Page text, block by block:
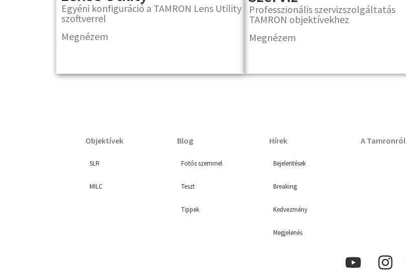
Egyéni konfiguráció a TAMRON Lens Utility
szoftverrel
Megnézem
Professzionális szervizszolgáltatás
TAMRON objektívekhez
Megnézem
Objektívek
SLR
MILC
Blog
Fotós szemmel
Teszt
Tippek
Hírek
Bejelentések
Breaking
Kedvezmény
Megjelenés
A Tamronról